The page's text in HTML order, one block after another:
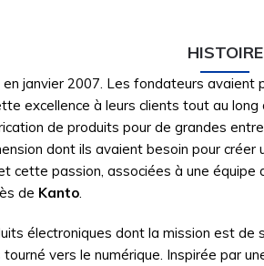
HISTOIRE
janvier 2007. Les fondateurs avaient
excellence à leurs clients tout au long
de produits pour de grandes
dont ils avaient besoin pour créer
cette passion, associées à une équipe
de Kanto
électroniques dont la mission est
vers le numérique. Inspirée par